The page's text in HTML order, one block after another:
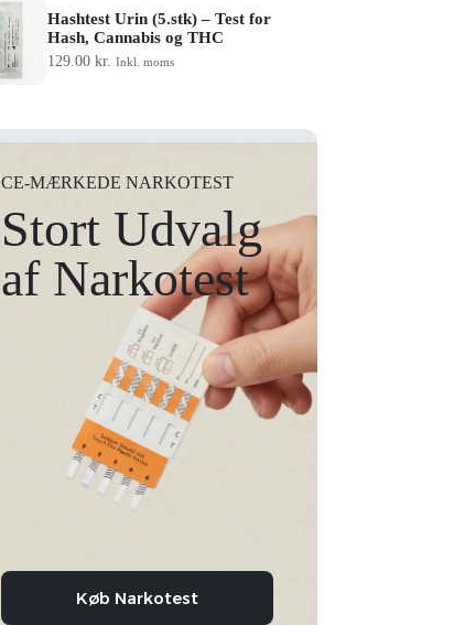
Hashtest Urin (5.stk) – Test for
Hash, Cannabis og THC
129.00 kr. Inkl. moms
CE-MÆRKEDE NARKOTEST
Stort Udvalg
af Narkotest
Køb Narkotest